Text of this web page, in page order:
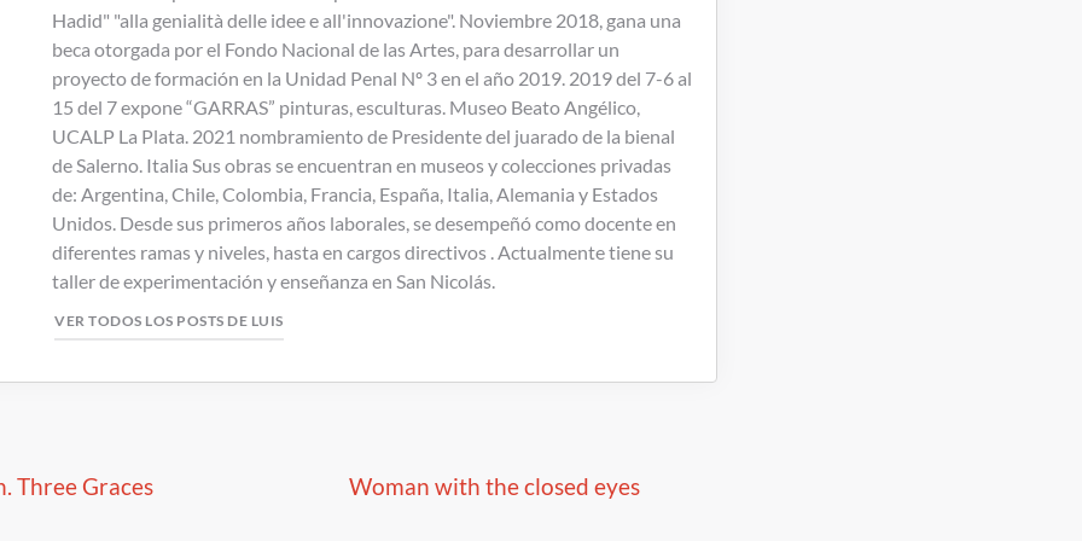
Hadid" "alla genialità delle idee e all'innovazione". Noviembre 2018, gana una
beca otorgada por el Fondo Nacional de las Artes, para desarrollar un
proyecto de formación en la Unidad Penal Nº 3 en el año 2019. 2019 del 7-6 al
15 del 7 expone “GARRAS” pinturas, esculturas. Museo Beato Angélico,
UCALP La Plata. 2021 nombramiento de Presidente del juarado de la bienal
de Salerno. Italia Sus obras se encuentran en museos y colecciones privadas
de: Argentina, Chile, Colombia, Francia, España, Italia, Alemania y Estados
Unidos. Desde sus primeros años laborales, se desempeñó como docente en
diferentes ramas y niveles, hasta en cargos directivos . Actualmente tiene su
taller de experimentación y enseñanza en San Nicolás.
VER TODOS LOS POSTS DE LUIS
Three Graces Woman with the closed eyes